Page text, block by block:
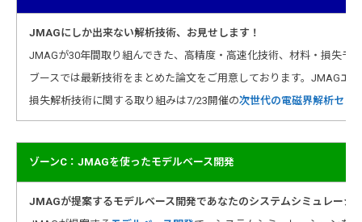
JMAGにしか出来ない解析技術、お見せします！
JMAGが30年間取り組んできた、高精度・高速化技術、材料・損失モ
ブースでは最新技術をまとめた論文をご用意しております。JMAGエ
損失解析技術に関する取り組みは7/23開催の次世代の電磁界解析セミ
ゾーンC：JMAGを使ったモデルベース開発
JMAGが提案するモデルベース開発であなたのシステムシミュレーシ